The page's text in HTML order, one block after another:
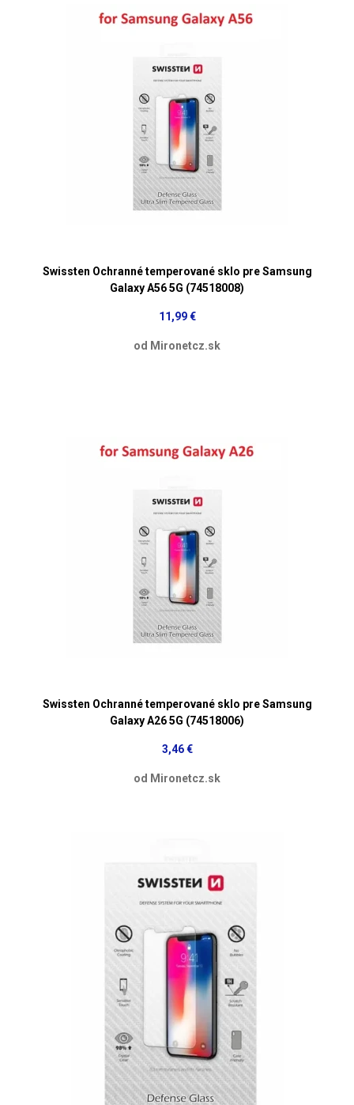
Swissten Ochranné temperované sklo pre Samsung
Galaxy A56 5G (74518008)
11,99 €
od Mironetcz.sk
Swissten Ochranné temperované sklo pre Samsung
Galaxy A26 5G (74518006)
3,46 €
od Mironetcz.sk